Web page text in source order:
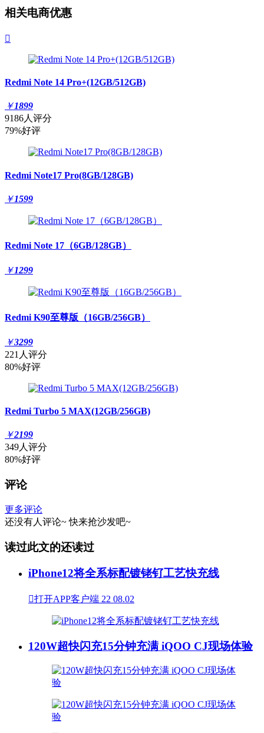
相关电商优惠

Redmi Note 14 Pro+(12GB/512GB)
￥1899
9186人评分
79%好评
Redmi Note17 Pro(8GB/128GB)
￥1599
Redmi Note 17（6GB/128GB）
￥1299
Redmi K90至尊版（16GB/256GB）
￥3299
221人评分
80%好评
Redmi Turbo 5 MAX(12GB/256GB)
￥2199
349人评分
80%好评
评论
更多评论
还没有人评论~ 快来抢沙发吧~
读过此文的还读过
iPhone12将全系标配镀铑钌工艺快充线
打开APP客户端 22 08.02
120W超快闪充15分钟充满 iQOO CJ现场体验